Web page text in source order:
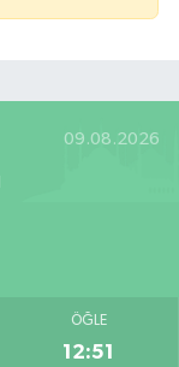
09.08.2026
ÖĞLE
12:51